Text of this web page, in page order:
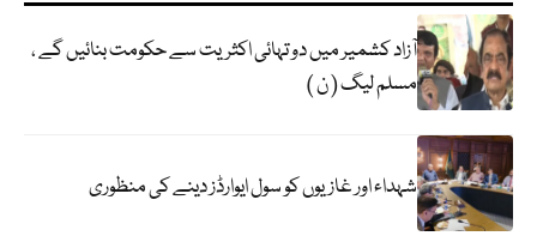
آزاد کشمیر میں دو تہائی اکثریت سے حکومت بنائیں گے ،
مسلم لیگ ( ن )
شہداء اور غازیوں کو سول ایوارڈز دینے کی منظوری